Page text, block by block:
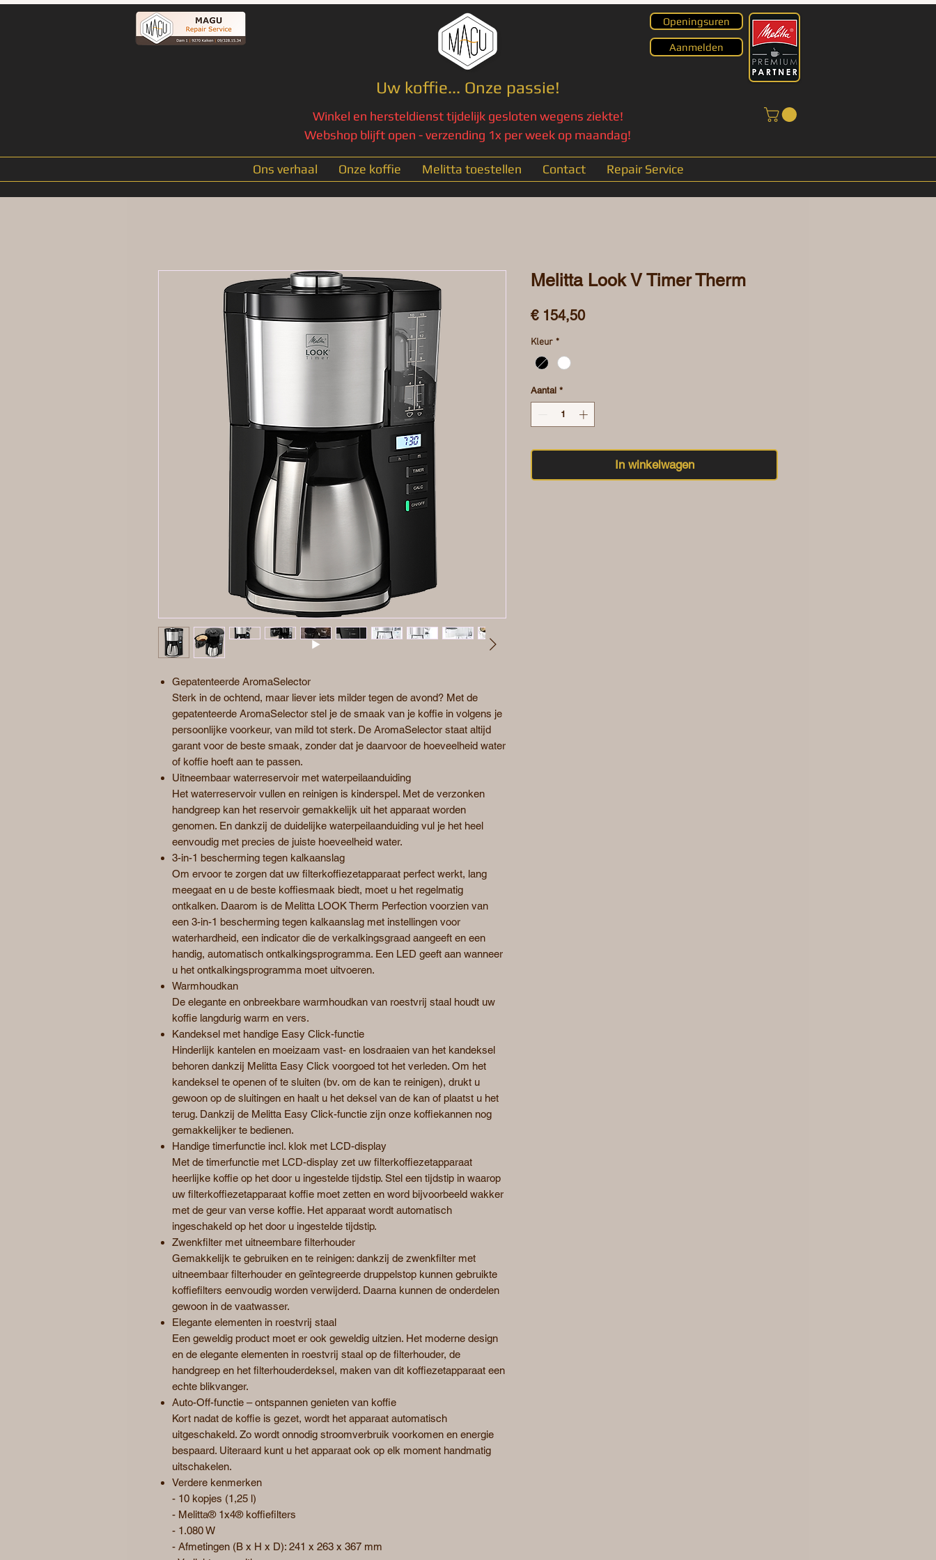
Uw koffie... Onze passie!
Openingsuren
Aanmelden
Winkel en hersteldienst tijdelijk gesloten wegens ziekte!
Webshop blijft open - verzending 1x per week op maandag!
Ons verhaal Onze koffie Melitta toestellen Contact Repair Service
Gepatenteerde AromaSelector
Sterk in de ochtend, maar liever iets milder tegen de avond? Met de
gepatenteerde AromaSelector stel je de smaak van je koffie in volgens je
persoonlijke voorkeur, van mild tot sterk. De AromaSelector staat altijd
garant voor de beste smaak, zonder dat je daarvoor de hoeveelheid water
of koffie hoeft aan te passen.
Uitneembaar waterreservoir met waterpeilaanduiding
Het waterreservoir vullen en reinigen is kinderspel. Met de verzonken
handgreep kan het reservoir gemakkelijk uit het apparaat worden
genomen. En dankzij de duidelijke waterpeilaanduiding vul je het heel
eenvoudig met precies de juiste hoeveelheid water.
3-in-1 bescherming tegen kalkaanslag
Om ervoor te zorgen dat uw filterkoffiezetapparaat perfect werkt, lang
meegaat en u de beste koffiesmaak biedt, moet u het regelmatig
ontkalken. Daarom is de Melitta LOOK Therm Perfection voorzien van
een 3-in-1 bescherming tegen kalkaanslag met instellingen voor
waterhardheid, een indicator die de verkalkingsgraad aangeeft en een
handig, automatisch ontkalkingsprogramma. Een LED geeft aan wanneer
u het ontkalkingsprogramma moet uitvoeren.
Warmhoudkan
De elegante en onbreekbare warmhoudkan van roestvrij staal houdt uw
koffie langdurig warm en vers.
Kandeksel met handige Easy Click-functie
Hinderlijk kantelen en moeizaam vast- en losdraaien van het kandeksel
behoren dankzij Melitta Easy Click voorgoed tot het verleden. Om het
kandeksel te openen of te sluiten (bv. om de kan te reinigen), drukt u
gewoon op de sluitingen en haalt u het deksel van de kan of plaatst u het
terug. Dankzij de Melitta Easy Click-functie zijn onze koffiekannen nog
gemakkelijker te bedienen.
Handige timerfunctie incl. klok met LCD-display
Met de timerfunctie met LCD-display zet uw filterkoffiezetapparaat
heerlijke koffie op het door u ingestelde tijdstip. Stel een tijdstip in waarop
uw filterkoffiezetapparaat koffie moet zetten en word bijvoorbeeld wakker
met de geur van verse koffie. Het apparaat wordt automatisch
ingeschakeld op het door u ingestelde tijdstip.
Zwenkfilter met uitneembare filterhouder
Gemakkelijk te gebruiken en te reinigen: dankzij de zwenkfilter met
uitneembaar filterhouder en geïntegreerde druppelstop kunnen gebruikte
koffiefilters eenvoudig worden verwijderd. Daarna kunnen de onderdelen
gewoon in de vaatwasser.
Elegante elementen in roestvrij staal
Een geweldig product moet er ook geweldig uitzien. Het moderne design
en de elegante elementen in roestvrij staal op de filterhouder, de
handgreep en het filterhouderdeksel, maken van dit koffiezetapparaat een
echte blikvanger.
Auto-Off-functie – ontspannen genieten van koffie
Kort nadat de koffie is gezet, wordt het apparaat automatisch
uitgeschakeld. Zo wordt onnodig stroomverbruik voorkomen en energie
bespaard. Uiteraard kunt u het apparaat ook op elk moment handmatig
uitschakelen.
Verdere kenmerken
- 10 kopjes (1,25 l)
- Melitta® 1x4® koffiefilters
- 1.080 W
- Afmetingen (B x H x D): 241 x 263 x 367 mm
Melitta Look V Timer Therm
€ 154,50Prijs
Kleur *
Aantal *
In winkelwagen